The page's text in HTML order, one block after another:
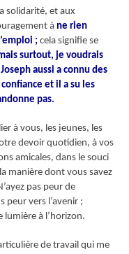
solidarité, et aux
à ne rien
; cela signifie se
surtout, je voudrais
aussi a connu des
et il a su les
pas.
à vous, les jeunes, les
devoir quotidien, à vos
amicales, dans le souci
manière dont vous savez
pas peur de
peur vers l’avenir ;
lumière à l’horizon.
de travail qui me